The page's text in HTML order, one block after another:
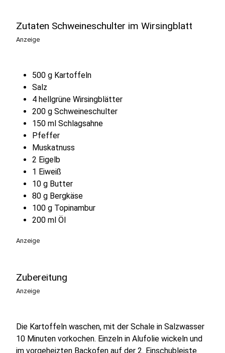
Zutaten Schweineschulter im Wirsingblatt
Anzeige
500 g Kartoffeln
Salz
4 hellgrüne Wirsingblätter
200 g Schweineschulter
150 ml Schlagsahne
Pfeffer
Muskatnuss
2 Eigelb
1 Eiweiß
10 g Butter
80 g Bergkäse
100 g Topinambur
200 ml Öl
Anzeige
Zubereitung
Anzeige
Die Kartoffeln waschen, mit der Schale in Salzwasser
10 Minuten vorkochen. Einzeln in Alufolie wickeln und
im vorgeheizten Backofen auf der 2. Einschubleiste